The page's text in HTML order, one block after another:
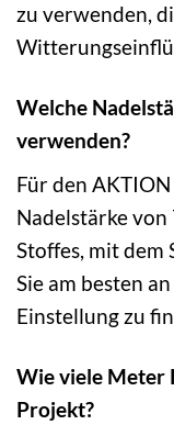
zu verwenden,
Welche
verwenden?
Für den
Nadelstärke von
Stoffes, mit dem
Sie am besten
Einstellung zu
Wie viele Meter
Projekt?